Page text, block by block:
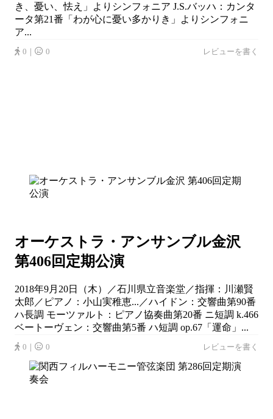
き、憂い、怯え」よりシンフォニア J.S.バッハ：カンタ
ータ第21番「わが心に憂い多かりき」よりシンフォニ
ア...
0｜ 0 レビューを書く
オーケストラ・アンサンブル金沢
第406回定期公演
2018年9月20日（木）／石川県立音楽堂／指揮：川瀬賢
太郎／ピアノ：小山実稚恵...／ハイドン：交響曲第90番
ハ長調 モーツァルト：ピアノ協奏曲第20番 ニ短調 k.466
ベートーヴェン：交響曲第5番 ハ短調 op.67「運命」...
0｜ 0 レビューを書く